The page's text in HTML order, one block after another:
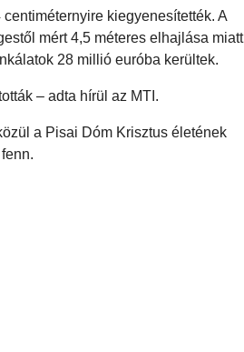
kiegyenesítették. A
mért 4,5 méteres elhajlása miatt
28 millió euróba kerültek.
– adta hírül az MTI.
a Pisai Dóm Krisztus életének